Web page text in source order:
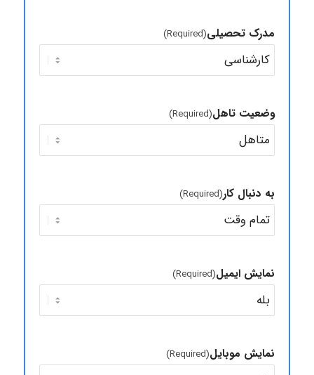
مدرک تحصیلی(Required)
وضعیت تاهل(Required)
به دنبال کار(Required)
نمایش ایمیل(Required)
نمایش موبایل(Required)